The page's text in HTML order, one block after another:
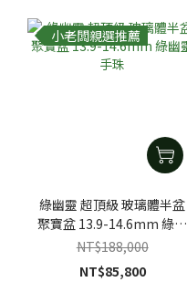
小老闆親選推薦
綠幽靈 超頂級 玻璃體半盆
聚寶盆 13.9-14.6mm 綠幽
靈手珠
NT$188,000
NT$85,800